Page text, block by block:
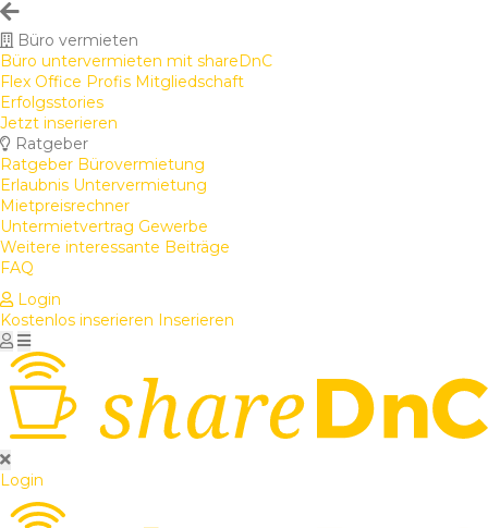
Büro vermieten
Büro untervermieten mit shareDnC
Flex Office Profis Mitgliedschaft
Erfolgsstories
Jetzt inserieren
Ratgeber
Ratgeber Bürovermietung
Erlaubnis Untervermietung
Mietpreisrechner
Untermietvertrag Gewerbe
Weitere interessante Beiträge
FAQ
Login
Kostenlos inserieren Inserieren
Login